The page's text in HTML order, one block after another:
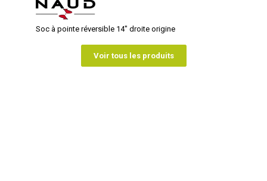
Soc à pointe réversible 14" droite origine
Voir tous les produits